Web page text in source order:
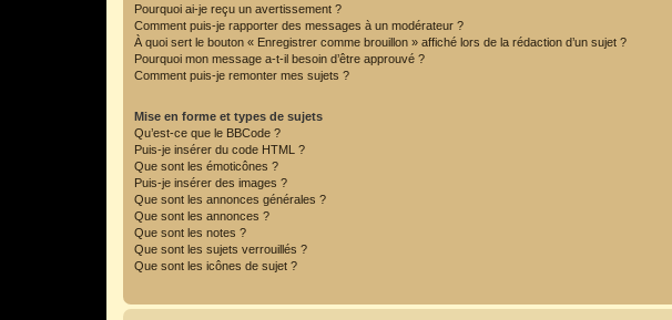
Pourquoi ai-je reçu un avertissement ?
Comment puis-je rapporter des messages à un modérateur ?
À quoi sert le bouton « Enregistrer comme brouillon » affiché lors de la rédaction d’un sujet ?
Pourquoi mon message a-t-il besoin d’être approuvé ?
Comment puis-je remonter mes sujets ?
Mise en forme et types de sujets
Qu’est-ce que le BBCode ?
Puis-je insérer du code HTML ?
Que sont les émoticônes ?
Puis-je insérer des images ?
Que sont les annonces générales ?
Que sont les annonces ?
Que sont les notes ?
Que sont les sujets verrouillés ?
Que sont les icônes de sujet ?